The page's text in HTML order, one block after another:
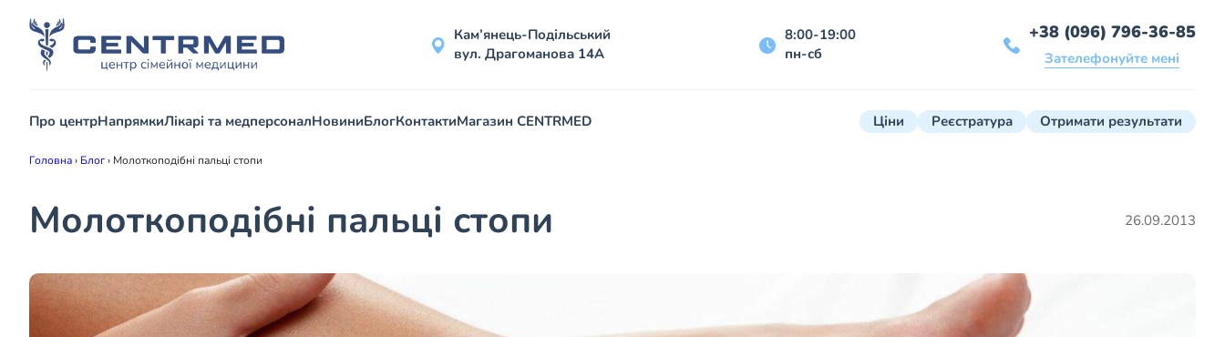
Кам’янець-Подільський
вул. Драгоманова 14А
8:00-19:00
пн-сб
+38 (096) 796-36-85
Зателефонуйте мені
Про центрНапрямкиЛікарі та медперсоналНовиниБлогКонтактиМагазин CENTRMED Ціни Реєстратура Отримати результати
Головна› Блог› Молоткоподібні пальці стопи
Молоткоподібні пальці стопи 26.09.2013